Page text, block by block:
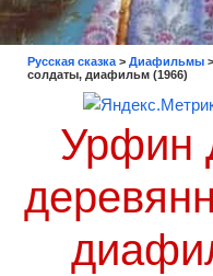
Русская сказка > Диафильмы >
солдаты, диафильм (1966)
Урфин